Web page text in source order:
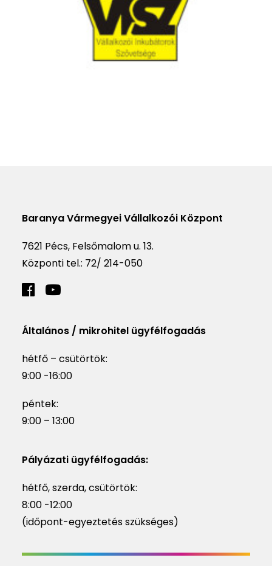
Baranya Vármegyei Vállalkozói Központ
7621 Pécs, Felsőmalom u. 13.
Központi tel.: 72/ 214-050
Általános / mikrohitel ügyfélfogadás
hétfő – csütörtök:
9:00 -16:00
péntek:
9:00 – 13:00
Pályázati ügyfélfogadás:
hétfő, szerda, csütörtök:
8:00 -12:00
(időpont-egyeztetés szükséges)